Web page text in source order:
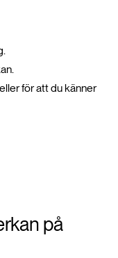
för att du känner
på